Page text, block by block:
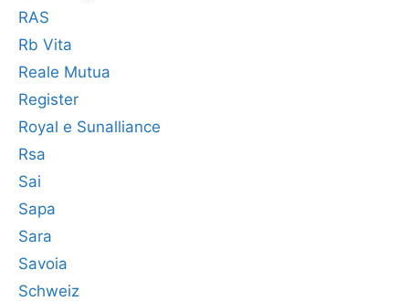
RAS
Rb Vita
Reale Mutua
Register
Royal e Sunalliance
Rsa
Sai
Sapa
Sara
Savoia
Schweiz